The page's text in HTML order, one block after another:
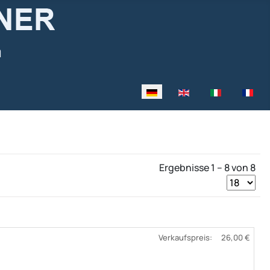
Sprache auswählen
Ergebnisse 1 – 8 von 8
Verkaufspreis: 26,00 €